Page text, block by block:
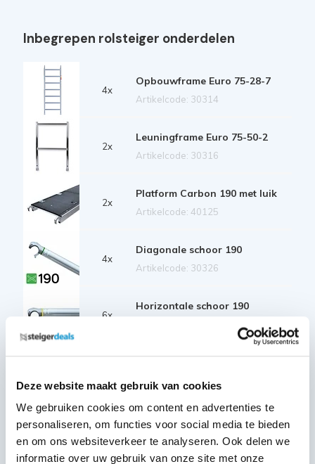
Deze website maakt gebruik van cookies
We gebruiken cookies om content en advertenties te
personaliseren, om functies voor social media te bieden
en om ons websiteverkeer te analyseren. Ook delen we
informatie over uw gebruik van onze site met onze
Inbegrepen rolsteiger onderdelen
4x
Opbouwframe Euro 75-28-7
Artikelcode: 30314
2x
Leuningframe Euro 75-50-2
Artikelcode: 30316
2x
Platform Carbon 190 met luik
Artikelcode: 40125
4x
Diagonale schoor 190
Artikelcode: 30326
6x
Horizontale schoor 190
Artikelcode: 40212
1x
Kantplankset aluminium 75x190
Artikelcode: 40230